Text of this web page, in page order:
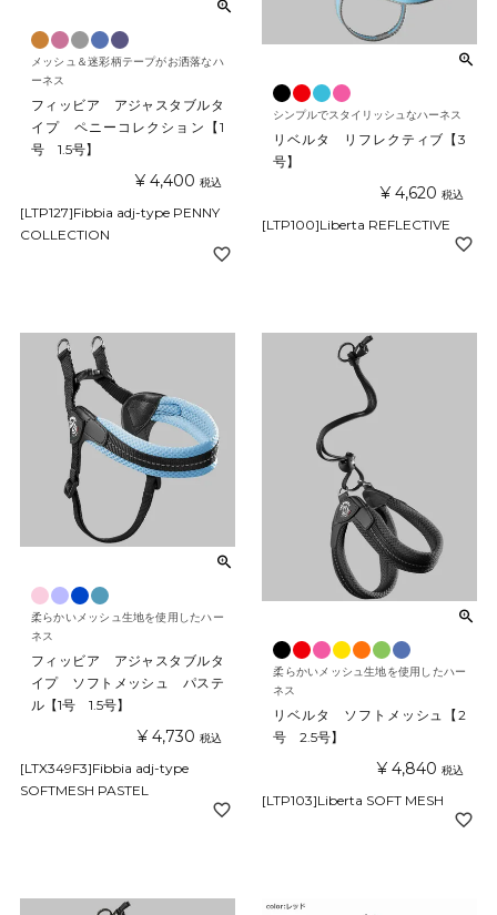
メッシュ＆迷彩柄テープがお洒落なハ
ーネス
フィッビア アジャスタブルタ
イプ ペニーコレクション【1
号 1.5号】
¥ 4,400 税込
[LTP127]Fibbia adj-type PENNY
COLLECTION
シンプルでスタイリッシュなハーネス
リベルタ リフレクティブ【3
号】
¥ 4,620 税込
[LTP100]Liberta REFLECTIVE
柔らかいメッシュ生地を使用したハー
ネス
フィッビア アジャスタブルタ
イプ ソフトメッシュ パステ
ル【1号 1.5号】
¥ 4,730 税込
[LTX349F3]Fibbia adj-type
SOFTMESH PASTEL
柔らかいメッシュ生地を使用したハー
ネス
リベルタ ソフトメッシュ【2
号 2.5号】
¥ 4,840 税込
[LTP103]Liberta SOFT MESH